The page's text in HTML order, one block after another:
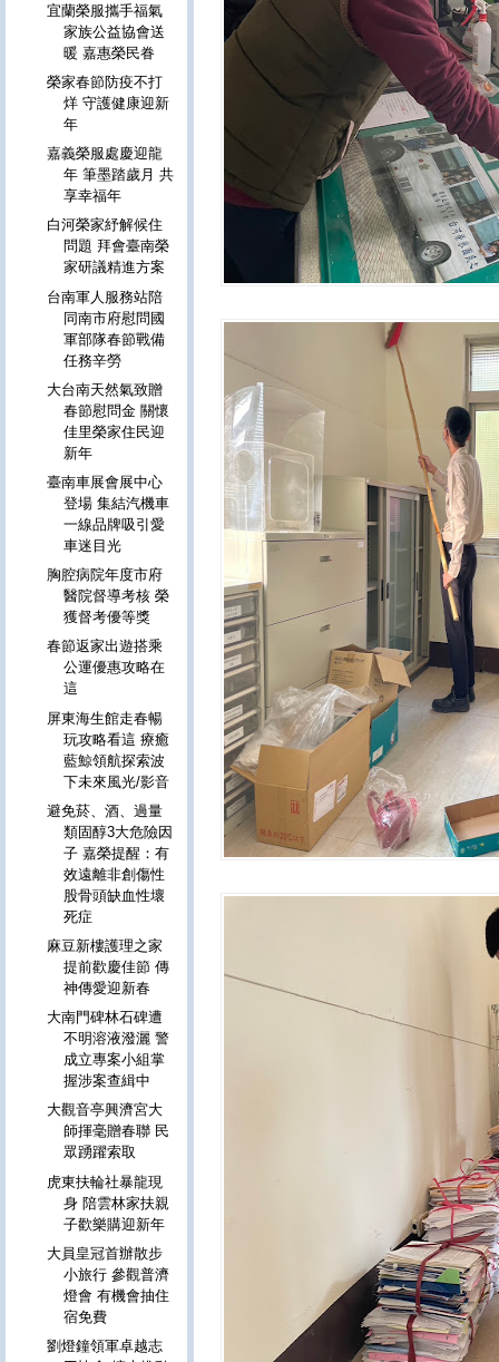
宜蘭榮服攜手福氣
家族公益協會送
暖 嘉惠榮民眷
榮家春節防疫不打
烊 守護健康迎新
年
嘉義榮服處慶迎龍
年 筆墨踏歲月 共
享幸福年
白河榮家紓解候住
問題 拜會臺南榮
家研議精進方案
台南軍人服務站陪
同南市府慰問國
軍部隊春節戰備
任務辛勞
大台南天然氣致贈
春節慰問金 關懷
佳里榮家住民迎
新年
臺南車展會展中心
登場 集結汽機車
一線品牌吸引愛
車迷目光
胸腔病院年度市府
醫院督導考核 榮
獲督考優等獎
春節返家出遊搭乘
公運優惠攻略在
這
屏東海生館走春暢
玩攻略看這 療癒
藍鯨領航探索波
下未來風光/影音
避免菸、酒、過量
類固醇3大危險因
子 嘉榮提醒：有
效遠離非創傷性
股骨頭缺血性壞
死症
麻豆新樓護理之家
提前歡慶佳節 傳
神傳愛迎新春
大南門碑林石碑遭
不明溶液潑灑 警
成立專案小組掌
握涉案查緝中
大觀音亭興濟宮大
師揮毫贈春聯 民
眾踴躍索取
虎東扶輪社暴龍現
身 陪雲林家扶親
子歡樂購迎新年
大員皇冠首辦散步
小旅行 參觀普濟
燈會 有機會抽住
宿免費
劉燈鐘領軍卓越志